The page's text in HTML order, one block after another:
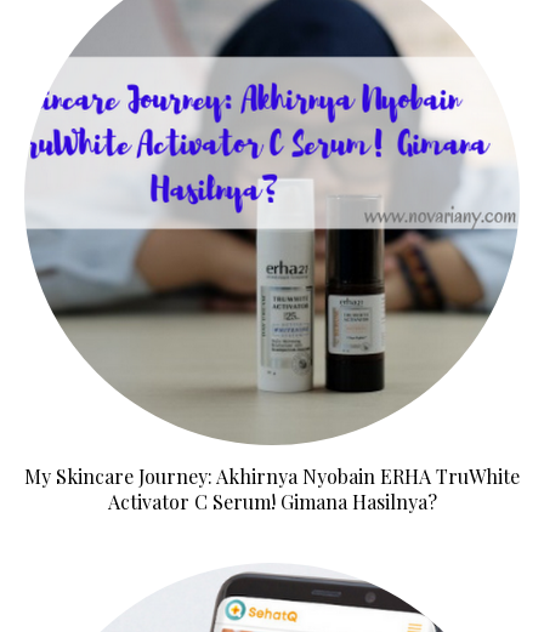
My Skincare Journey: Akhirnya Nyobain ERHA TruWhite
Activator C Serum! Gimana Hasilnya?